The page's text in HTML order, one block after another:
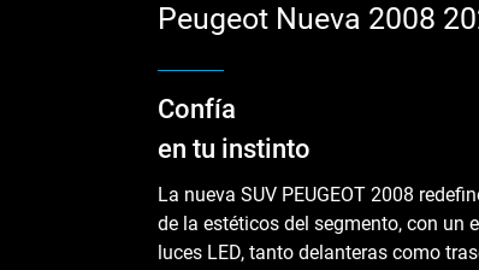
Peugeot Nueva 2008
Confía
en tu instinto
La nueva SUV PEUGEOT 2008
de la estéticos del segmento, con un
luces LED, tanto delanteras como